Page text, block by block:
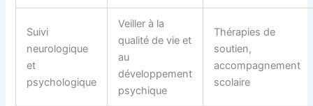
Suivi
neurologique
et
psychologique
Veiller à la
qualité de vie et
au
développement
psychique
Thérapies de
soutien,
accompagnement
scolaire